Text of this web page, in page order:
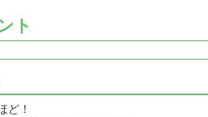
ト
ど！